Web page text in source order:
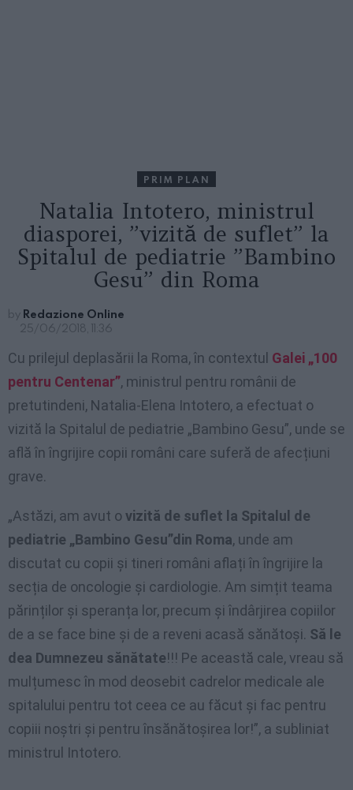
PRIM PLAN
Natalia Intotero, ministrul
diasporei, ”vizită de suflet” la
Spitalul de pediatrie ”Bambino
Gesu” din Roma
by Redazione Online
25/06/2018, 11:36
Cu prilejul deplasării la Roma, în contextul Galei „100
pentru Centenar”, ministrul pentru românii de
pretutindeni, Natalia-Elena Intotero, a efectuat o
vizită la Spitalul de pediatrie „Bambino Gesu”, unde se
află în îngrijire copii români care suferă de afecțiuni
grave.
„Astăzi, am avut o vizită de suflet la Spitalul de
pediatrie „Bambino Gesu”din Roma, unde am
discutat cu copii și tineri români aflați în îngrijire la
secția de oncologie și cardiologie. Am simțit teama
părinților și speranța lor, precum și îndârjirea copiilor
de a se face bine și de a reveni acasă sănătoși. Să le
dea Dumnezeu sănătate!!! Pe această cale, vreau să
mulțumesc în mod deosebit cadrelor medicale ale
spitalului pentru tot ceea ce au făcut și fac pentru
copiii noștri și pentru însănătoșirea lor!”, a subliniat
ministrul Intotero.